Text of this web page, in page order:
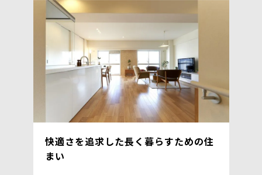
快適さを追求した長く暮らすための住
まい